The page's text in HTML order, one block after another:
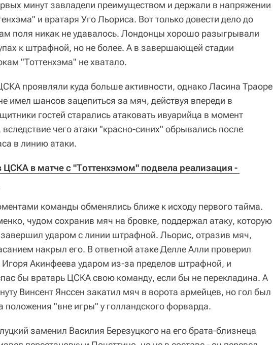
минут завладели преимуществом и держали в напряжении
и вратаря Уго Льориса. Вот только довести дело до
поля никак не удавалось. Лондонцы хорошо разыгрывали
к штрафной, но не более. А в завершающей стадии
"Тоттенхэма" не хватало.
проявляли куда больше активности, однако Ласина Траоре
имел шансов зацепиться за мяч, действуя впереди в
гостей старались атаковать ивуарийца в момент
чего атаки "красно-синих" обрывались после
в линию атаки.
ЦСКА в матче с "Тоттенхэмом" подвела реализация -
команды обменялись ближе к исходу первого тайма.
чудом сохранив мяч на бровке, поддержал атаку, которую
завершил ударом с линии штрафной. Льорис, отразив мяч,
накрыл его. В ответной атаке Делле Алли проверил
Игоря Акинфеева ударом из-за пределов штрафной, и
бы вратарь ЦСКА свою команду, если бы не перекладина. А
Винсент Янссен закатил мяч в ворота армейцев, но гол был
положения "вне игры" у голландского форварда.
заменил Василия Березуцкого на его брата-близнеца